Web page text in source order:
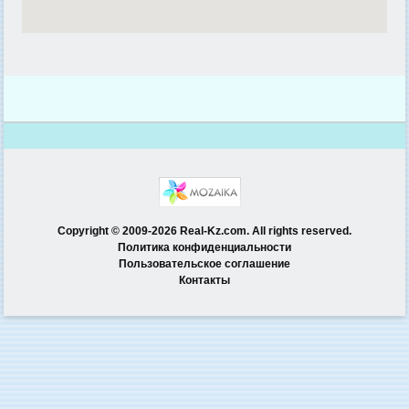
Copyright © 2009-2026 Real-Kz.com. All rights reserved.
Политика конфиденциальности
Пользовательское соглашение
Контакты